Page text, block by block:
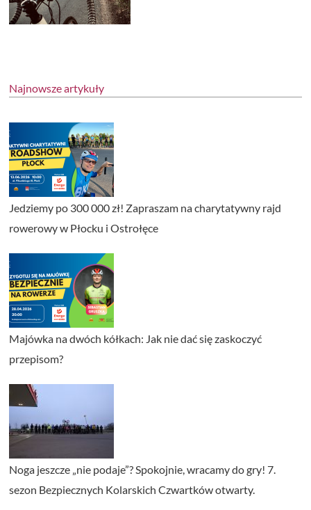
Najnowsze artykuły
Jedziemy po 300 000 zł! Zapraszam na charytatywny rajd
rowerowy w Płocku i Ostrołęce
Majówka na dwóch kółkach: Jak nie dać się zaskoczyć
przepisom?
Noga jeszcze „nie podaje”? Spokojnie, wracamy do gry! 7.
sezon Bezpiecznych Kolarskich Czwartków otwarty.